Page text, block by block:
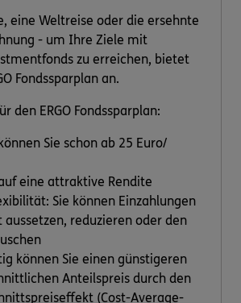
eine Weltreise oder die ersehnte
- um Ihre Ziele mit
zu erreichen, bietet
Fondssparplan an.
den ERGO Fondssparplan:
Sie schon ab 25 Euro/
eine attraktive Rendite
Sie können Einzahlungen
aussetzen, reduzieren oder den
können Sie einen günstigeren
Anteilspreis durch den
(Cost-Average-